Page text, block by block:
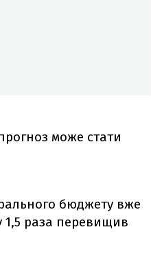
може стати
бюджету вже
1,5 раза перевищив